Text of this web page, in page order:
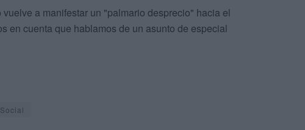
a manifestar un "palmario desprecio" hacia el
en cuenta que hablamos de un asunto de especial